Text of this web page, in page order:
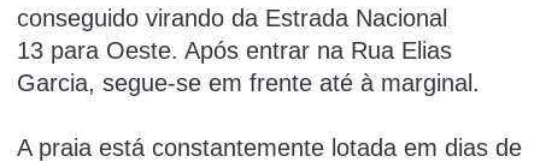
conseguido virando da Estrada Nacional
13 para Oeste. Após entrar na Rua Elias
Garcia, segue-se em frente até à marginal.
A praia está constantemente lotada em dias de